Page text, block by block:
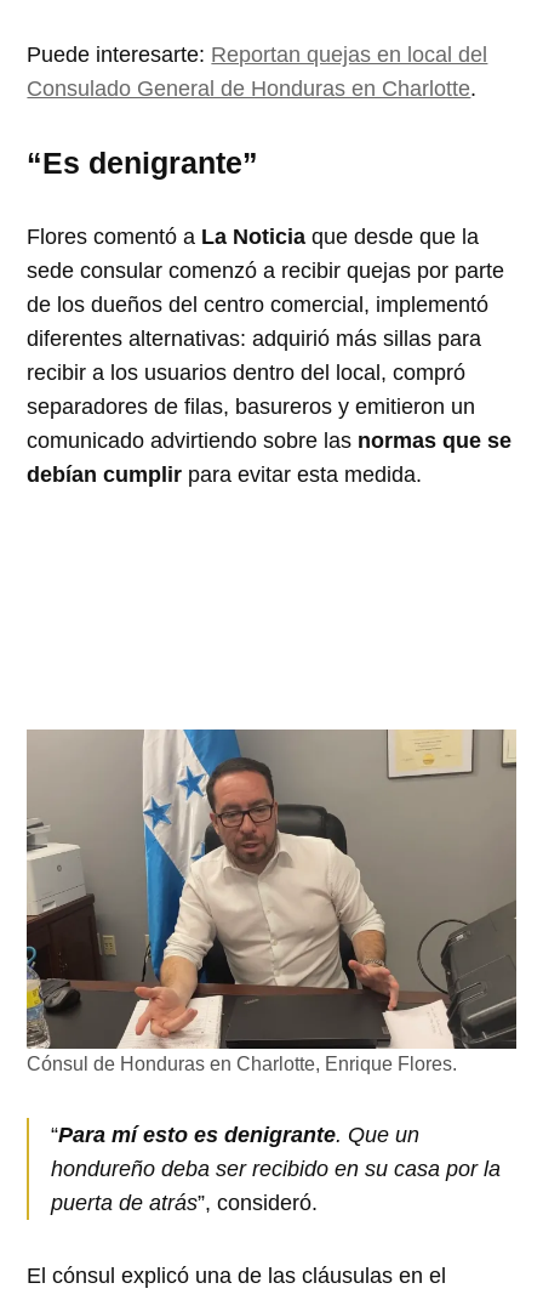
Puede interesarte: Reportan quejas en local del
Consulado General de Honduras en Charlotte.
“Es denigrante”
Flores comentó a La Noticia que desde que la
sede consular comenzó a recibir quejas por parte
de los dueños del centro comercial, implementó
diferentes alternativas: adquirió más sillas para
recibir a los usuarios dentro del local, compró
separadores de filas, basureros y emitieron un
comunicado advirtiendo sobre las normas que se
debían cumplir para evitar esta medida.
Cónsul de Honduras en Charlotte, Enrique Flores.
“Para mí esto es denigrante. Que un
hondureño deba ser recibido en su casa por la
puerta de atrás”, consideró.
El cónsul explicó una de las cláusulas en el